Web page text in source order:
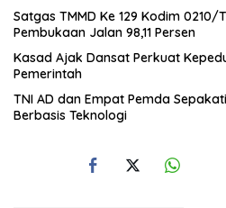
Satgas TMMD Ke 129 Kodim 0210/
Pembukaan Jalan 98,11 Persen
Kasad Ajak Dansat Perkuat
Pemerintah
TNI AD dan Empat Pemda
Berbasis Teknologi